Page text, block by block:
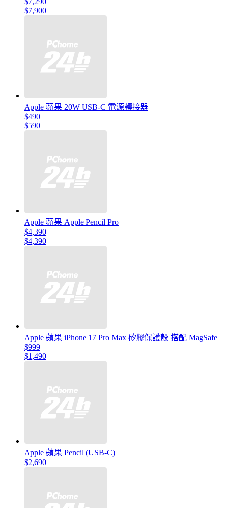
$7,900
Apple 蘋果 20W USB-C 電源轉接器
$490
$590
Apple 蘋果 Apple Pencil Pro
$4,390
$4,390
Apple 蘋果 iPhone 17 Pro Max 矽膠保護殼 搭配 MagSafe
$999
$1,490
Apple 蘋果 Pencil (USB-C)
$2,690